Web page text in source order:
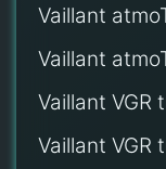
Vaillant
Vaillant
Vaillant VGR
Vaillant VGR